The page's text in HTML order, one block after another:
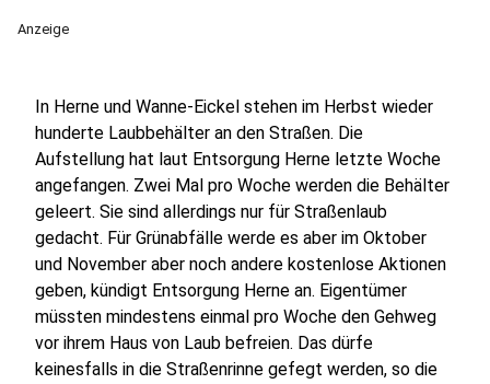
Anzeige
In Herne und Wanne-Eickel stehen im Herbst wieder
hunderte Laubbehälter an den Straßen. Die
Aufstellung hat laut Entsorgung Herne letzte Woche
angefangen. Zwei Mal pro Woche werden die Behälter
geleert. Sie sind allerdings nur für Straßenlaub
gedacht. Für Grünabfälle werde es aber im Oktober
und November aber noch andere kostenlose Aktionen
geben, kündigt Entsorgung Herne an. Eigentümer
müssten mindestens einmal pro Woche den Gehweg
vor ihrem Haus von Laub befreien. Das dürfe
keinesfalls in die Straßenrinne gefegt werden, so die